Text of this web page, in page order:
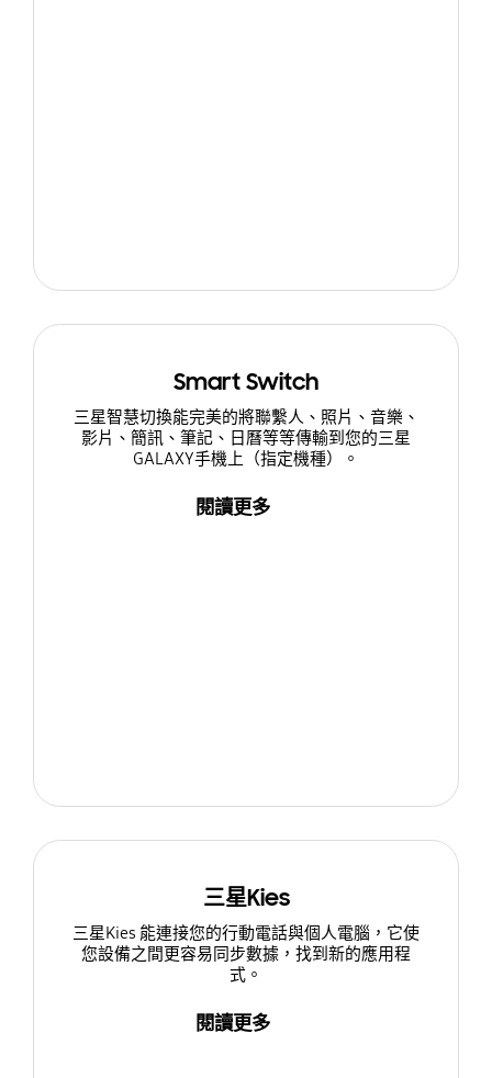
Smart Switch
三星智慧切換能完美的將聯繫人、照片、音樂、
影片、簡訊、筆記、日曆等等傳輸到您的三星
GALAXY手機上（指定機種）。
閱讀更多
三星Kies
三星Kies 能連接您的行動電話與個人電腦，它使
您設備之間更容易同步數據，找到新的應用程
式。
閱讀更多